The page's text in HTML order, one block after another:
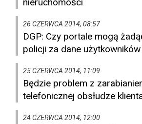
26 CZERWCA 2014, 08:57
DGP: Czy portale mogą
policji za dane
25 CZERWCA 2014, 11:09
Będzie problem z
telefonicznej obsłudze
24 CZERWCA 2014, 12:00